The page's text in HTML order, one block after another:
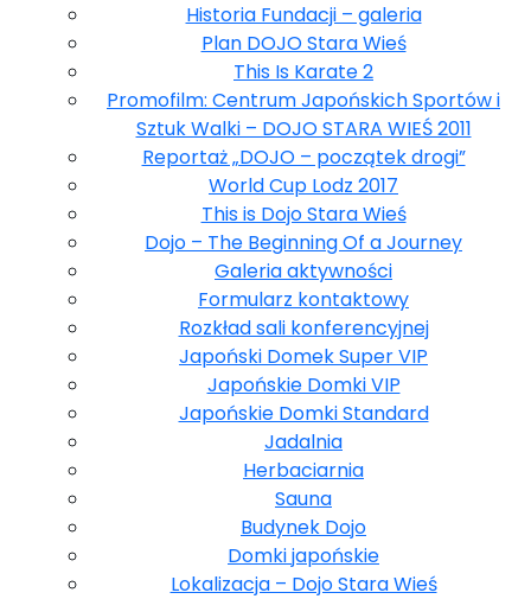
Historia Fundacji – galeria
Plan DOJO Stara Wieś
This Is Karate 2
Promofilm: Centrum Japońskich Sportów i
Sztuk Walki – DOJO STARA WIEŚ 2011
Reportaż „DOJO – początek drogi”
World Cup Lodz 2017
This is Dojo Stara Wieś
Dojo – The Beginning Of a Journey
Galeria aktywności
Formularz kontaktowy
Rozkład sali konferencyjnej
Japoński Domek Super VIP
Japońskie Domki VIP
Japońskie Domki Standard
Jadalnia
Herbaciarnia
Sauna
Budynek Dojo
Domki japońskie
Lokalizacja – Dojo Stara Wieś